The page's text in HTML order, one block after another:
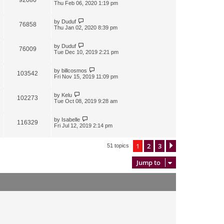
Thu Feb 06, 2020 1:19 pm
76858 by Duduf
Thu Jan 02, 2020 8:39 pm
76009 by Duduf
Tue Dec 10, 2019 2:21 pm
103542 by billcosmos
Fri Nov 15, 2019 11:09 pm
102273 by Kelu
Tue Oct 08, 2019 9:28 am
116329 by Isabelle
Fri Jul 12, 2019 2:14 pm
51 topics 1 2 3
Jump to